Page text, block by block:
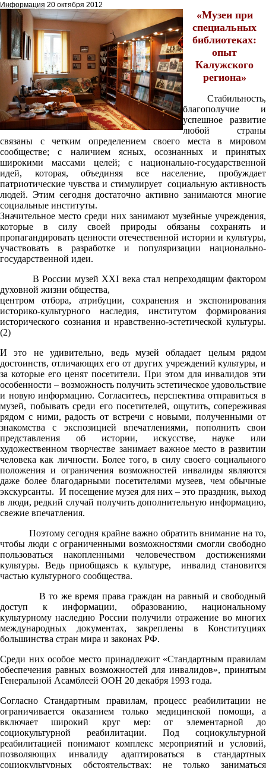
Информация 20 октября 2012
«Музеи при
специальных
библиотеках:
опыт
Калужского
региона»
Стабильность,
благополучие и
успешное развитие
любой страны
связаны с четким определением своего места в мировом
сообществе; с наличием ясных, осознанных и принятых
широкими массами целей; с национально-государственной
идей, которая, объединяя все население, пробуждает
патриотические чувства и стимулирует социальную активность
людей. Этим сегодня достаточно активно занимаются многие
социальные институты.
Значительное место среди них занимают музейные учреждения,
которые в силу своей природы обязаны сохранять и
пропагандировать ценности отечественной истории и культуры,
участвовать в разработке и популяризации национально-
государственной идеи.
В России музей XXI века стал непреходящим фактором
духовной жизни общества,
центром отбора, атрибуции, сохранения и экспонирования
историко-культурного наследия, институтом формирования
исторического сознания и нравственно-эстетической культуры.
(2)
И это не удивительно, ведь музей обладает целым рядом
достоинств, отличающих его от других учреждений культуры, и
за которые его ценят посетители. При этом для инвалидов эти
особенности – возможность получить эстетическое удовольствие
и новую информацию. Согласитесь, перспектива отправиться в
музей, побывать среди его посетителей, ощутить, сопереживая
рядом с ними, радость от встречи с новыми, полученными от
знакомства с экспозицией впечатлениями, пополнить свои
представления об истории, искусстве, науке или
художественном творчестве занимает важное место в развитии
человека как личности. Более того, в силу своего социального
положения и ограничения возможностей инвалиды являются
даже более благодарными посетителями музеев, чем обычные
экскурсанты. И посещение музея для них – это праздник, выход
в люди, редкий случай получить дополнительную информацию,
свежие впечатления.
Поэтому сегодня крайне важно обратить внимание на то,
чтобы люди с ограниченными возможностями смогли свободно
пользоваться накопленными человечеством достижениями
культуры. Ведь приобщаясь к культуре, инвалид становится
частью культурного сообщества.
В то же время права граждан на равный и свободный
доступ к информации, образованию, национальному
культурному наследию России получили отражение во многих
международных документах, закреплены в Конституциях
большинства стран мира и законах РФ.
Среди них особое место принадлежит «Стандартным правилам
обеспечения равных возможностей для инвалидов», принятым
Генеральной Асамблеей ООН 20 декабря 1993 года.
Согласно Стандартным правилам, процесс реабилитации не
ограничивается оказанием только медицинской помощи, а
включает широкий круг мер: от элементарной до
социокультурной реабилитации. Под социокультурной
реабилитацией понимают комплекс мероприятий и условий,
позволяющих инвалиду адаптироваться в стандартных
социокультурных обстоятельствах: не только заниматься